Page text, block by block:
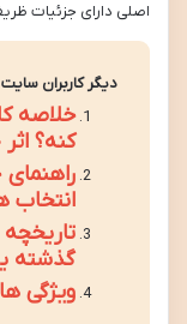
اصلی دارای جزئیات
دیگر کاربران
خلاصه
کنه؟
انتخاب
گذشته
ویژگی